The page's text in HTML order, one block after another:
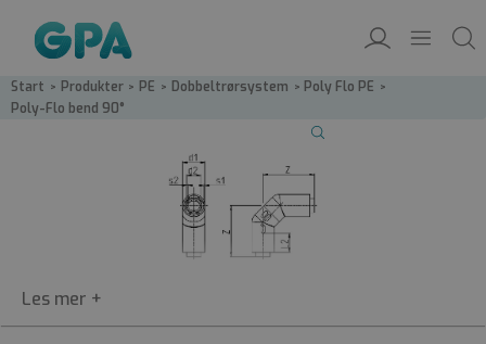
Start / Produkter / PE / Dobbeltrør­system / Poly Flo PE /
Poly-Flo bend 90°